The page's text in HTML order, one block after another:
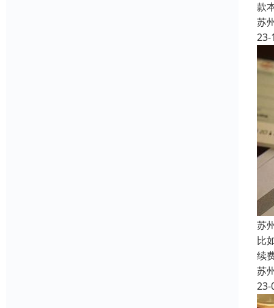
款
苏
23-
苏
比
续
苏
23-